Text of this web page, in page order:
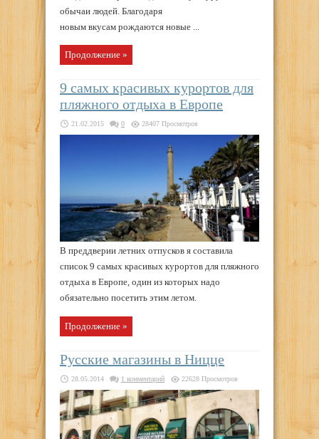
обычаи людей. Благодаря
новым вкусам рождаются новые ...
Продолжение »
9 самых красивых курортов для
пляжного отдыха в Европе
21.02.2015 0 28407 Просмотров
В преддверии летних отпусков я составила
список 9 самых красивых курортов для пляжного
отдыха в Европе, один из которых надо
обязательно посетить этим летом.
Продолжение »
Русские магазины в Ницце
28.05.2014 1 комментарий 22628 Просмотров